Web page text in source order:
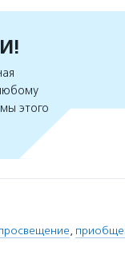
этого
,